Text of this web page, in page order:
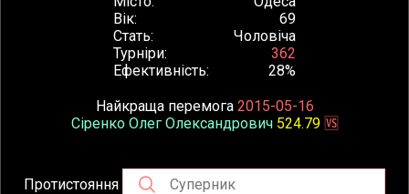
Вік
69
Стать
Чоловіча
Турніри
362
Ефективність
28%
Найкраща перемога 2015-05-16
Сіренко Олег Олександрович 524.79 🆚
Протистояння